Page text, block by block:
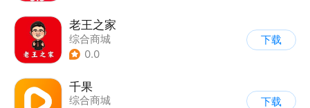
老王之家
综合商城
0.0
下载
千果
综合商城
下载